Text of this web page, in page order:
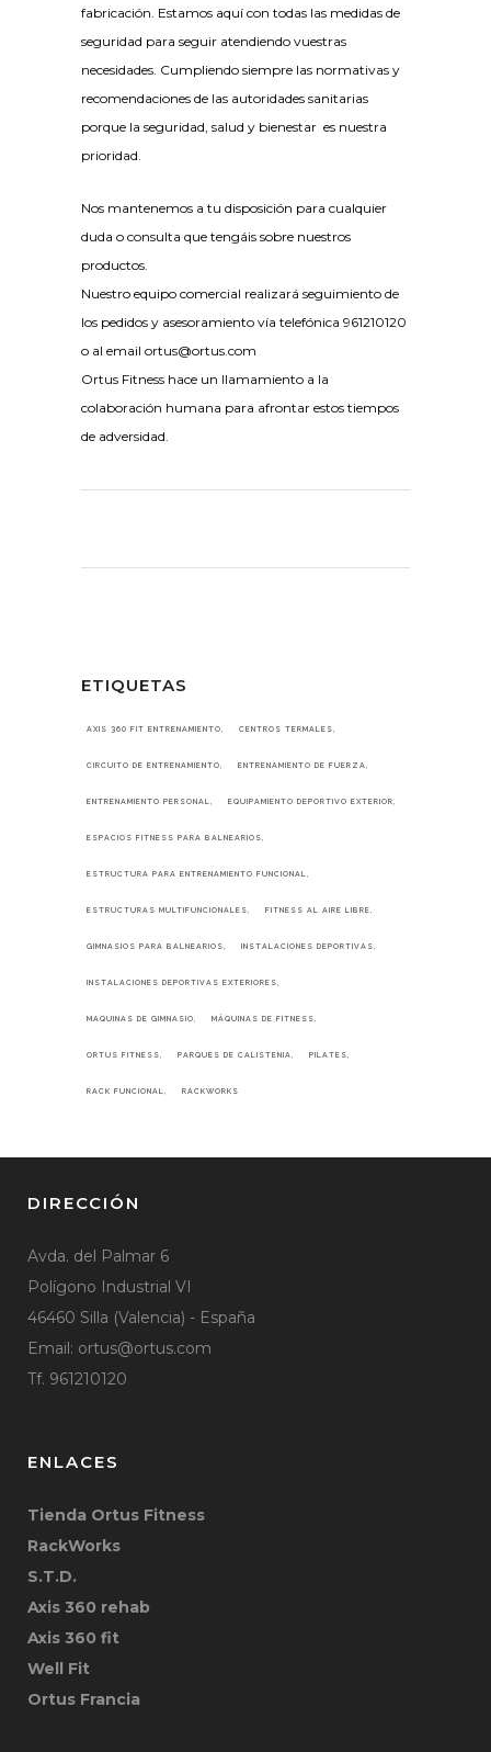
fabricación. Estamos aquí con todas las medidas de
seguridad para seguir atendiendo vuestras
necesidades. Cumpliendo siempre las normativas y
recomendaciones de las autoridades sanitarias
porque la seguridad, salud y bienestar es nuestra
prioridad.
Nos mantenemos a tu disposición para cualquier
duda o consulta que tengáis sobre nuestros
productos.
Nuestro equipo comercial realizará seguimiento de
los pedidos y asesoramiento vía telefónica 961210120
o al email ortus@ortus.com
Ortus Fitness hace un llamamiento a la
colaboración humana para afrontar estos tiempos
de adversidad.
ETIQUETAS
AXIS 360 FIT ENTRENAMIENTO CENTROS TERMALES
CIRCUITO DE ENTRENAMIENTO ENTRENAMIENTO DE FUERZA
ENTRENAMIENTO PERSONAL EQUIPAMIENTO DEPORTIVO EXTERIOR
ESPACIOS FITNESS PARA BALNEARIOS
ESTRUCTURA PARA ENTRENAMIENTO FUNCIONAL
ESTRUCTURAS MULTIFUNCIONALES FITNESS AL AIRE LIBRE
GIMNASIOS PARA BALNEARIOS INSTALACIONES DEPORTIVAS
INSTALACIONES DEPORTIVAS EXTERIORES
MAQUINAS DE GIMNASIO MÁQUINAS DE FITNESS
ORTUS FITNESS PARQUES DE CALISTENIA PILATES
RACK FUNCIONAL RACKWORKS
DIRECCIÓN
Avda. del Palmar 6
Polígono Industrial VI
46460 Silla (Valencia) - España
Email: ortus@ortus.com
Tf. 961210120
ENLACES
Tienda Ortus Fitness
RackWorks
S.T.D.
Axis 360 rehab
Axis 360 fit
Well Fit
Ortus Francia